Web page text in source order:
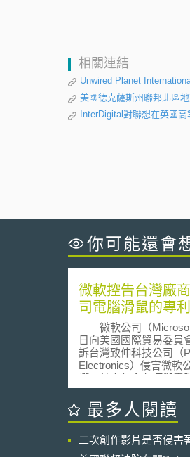
相關連結
Unwired Planet
美國德克薩斯州聯邦北區
InterDigital對聯想在英國
你可能還會
微軟控告台灣廠
司電腦滑鼠的專
微軟公司（
日向美國國際貿易委員
訴台灣致伸科技公司（
Electronics）侵害微軟
權，其中包含七項與電
硬體專利權。 根據
公開的資訊內容，該公
司協商授權協議未果後
司涉及侵權的產品進口
微軟公司高層Horacio
最多人閱讀
二次創作影片是否侵害